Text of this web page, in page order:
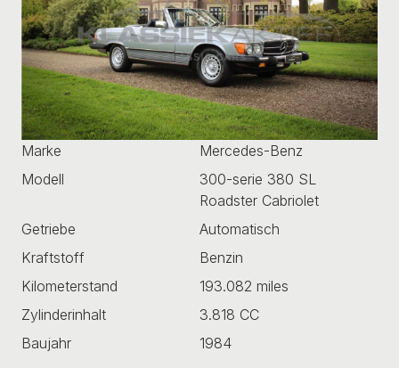
Marke
Mercedes-Benz
Modell
300-serie 380 SL
Roadster Cabriolet
Getriebe
Automatisch
Kraftstoff
Benzin
Kilometerstand
193.082 miles
Zylinderinhalt
3.818 CC
Baujahr
1984